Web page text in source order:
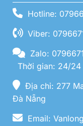
Hotline:
Viber:
Zalo:
Thời gian: 24/24
Địa chỉ: 277
Đà Nẵng
Email: